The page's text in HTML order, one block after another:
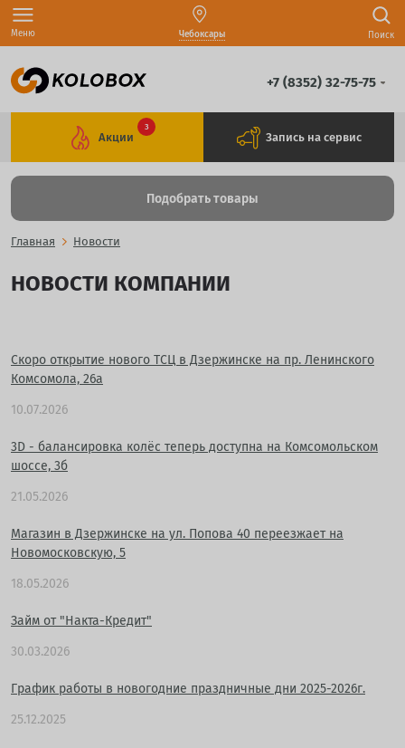
Меню Чебоксары Поиск
+7 (8352) 32-75-75
Акции
3
Запись на сервис
Подобрать товары
Главная Новости
НОВОСТИ КОМПАНИИ
Скоро открытие нового ТСЦ в Дзержинске на пр. Ленинского
Комсомола, 26а
10.07.2026
3D - балансировка колёс теперь доступна на Комсомольском
шоссе, 3б
21.05.2026
Магазин в Дзержинске на ул. Попова 40 переезжает на
Новомосковскую, 5
18.05.2026
Займ от "Накта-Кредит"
30.03.2026
График работы в новогодние праздничные дни 2025-2026г.
25.12.2025